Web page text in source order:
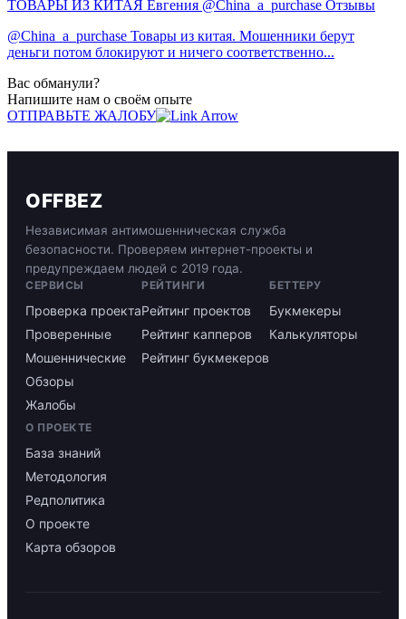
ТОВАРЫ ИЗ КИТАЯ Евгения @China_a_purchase Отзывы
@China_a_purchase Товары из китая. Мошенники берут
деньги потом блокируют и ничего соответственно...
Вас обманули?
Напишите нам о своём опыте
ОТПРАВЬТЕ ЖАЛОБУ
OFFBEZ
Независимая антимошенническая служба
безопасности. Проверяем интернет-проекты и
предупреждаем людей с 2019 года.
СЕРВИСЫ
Проверка проекта
Проверенные
Мошеннические
Обзоры
Жалобы
РЕЙТИНГИ
Рейтинг проектов
Рейтинг капперов
Рейтинг букмекеров
БЕТТЕРУ
Букмекеры
Калькуляторы
О ПРОЕКТЕ
База знаний
Методология
Редполитика
О проекте
Карта обзоров